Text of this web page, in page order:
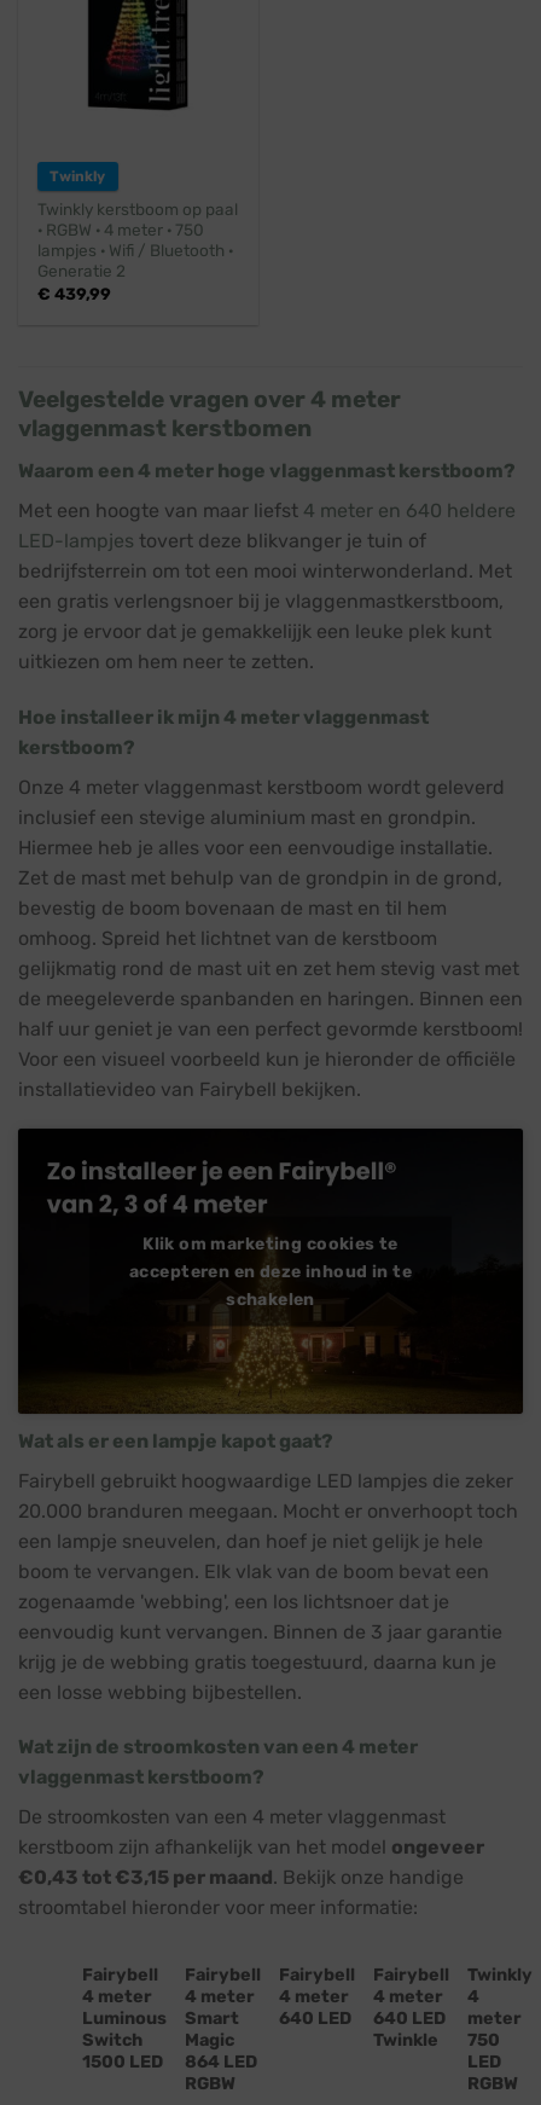
Twinkly
Twinkly kerstboom op paal
· RGBW · 4 meter · 750
lampjes · Wifi / Bluetooth ·
Generatie 2
€ 439,99
Veelgestelde vragen over 4 meter
vlaggenmast kerstbomen
Waarom een 4 meter hoge vlaggenmast kerstboom?
Met een hoogte van maar liefst 4 meter en 640 heldere
LED-lampjes tovert deze blikvanger je tuin of
bedrijfsterrein om tot een mooi winterwonderland. Met
een gratis verlengsnoer bij je vlaggenmastkerstboom,
zorg je ervoor dat je gemakkelijjk een leuke plek kunt
uitkiezen om hem neer te zetten.
Hoe installeer ik mijn 4 meter vlaggenmast
kerstboom?
Onze 4 meter vlaggenmast kerstboom wordt geleverd
inclusief een stevige aluminium mast en grondpin.
Hiermee heb je alles voor een eenvoudige installatie.
Zet de mast met behulp van de grondpin in de grond,
bevestig de boom bovenaan de mast en til hem
omhoog. Spreid het lichtnet van de kerstboom
gelijkmatig rond de mast uit en zet hem stevig vast met
de meegeleverde spanbanden en haringen. Binnen een
half uur geniet je van een perfect gevormde kerstboom!
Voor een visueel voorbeeld kun je hieronder de officiële
installatievideo van Fairybell bekijken.
Klik om marketing cookies te
accepteren en deze inhoud in te
schakelen
Wat als er een lampje kapot gaat?
Fairybell gebruikt hoogwaardige LED lampjes die zeker
20.000 branduren meegaan. Mocht er onverhoopt toch
een lampje sneuvelen, dan hoef je niet gelijk je hele
boom te vervangen. Elk vlak van de boom bevat een
zogenaamde 'webbing', een los lichtsnoer dat je
eenvoudig kunt vervangen. Binnen de 3 jaar garantie
krijg je de webbing gratis toegestuurd, daarna kun je
een losse webbing bijbestellen.
Wat zijn de stroomkosten van een 4 meter
vlaggenmast kerstboom?
De stroomkosten van een 4 meter vlaggenmast
kerstboom zijn afhankelijk van het model ongeveer
€0,43 tot €3,15 per maand. Bekijk onze handige
stroomtabel hieronder voor meer informatie:
Fairybell
4 meter
Luminous
Switch
1500 LED
Fairybell
4 meter
Smart
Magic
864 LED
RGBW
Fairybell
4 meter
640 LED
Fairybell
4 meter
640 LED
Twinkle
Twinkly
4
meter
750
LED
RGBW